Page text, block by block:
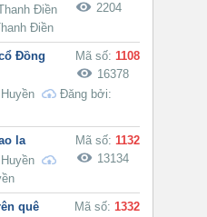
2204
Điền
Điền
Mã số: 1108
16378
Đồng
Đăng bởi:
Mã số: 1132
13134
la
Mã số: 1332
quê